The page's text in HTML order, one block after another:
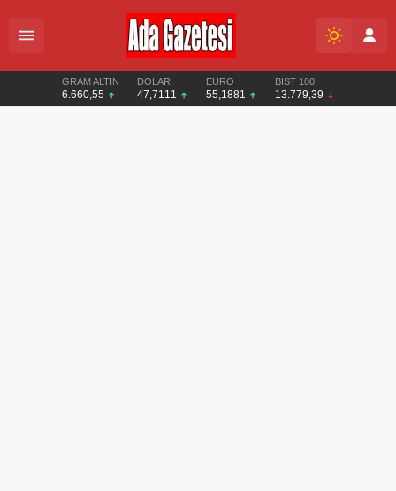
GRAM ALTIN
6.660,55
DOLAR
47,7111
EURO
55,1881
BIST 100
13.779,39